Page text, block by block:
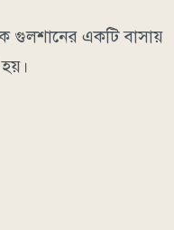
গুলশানের একটি বাসায়